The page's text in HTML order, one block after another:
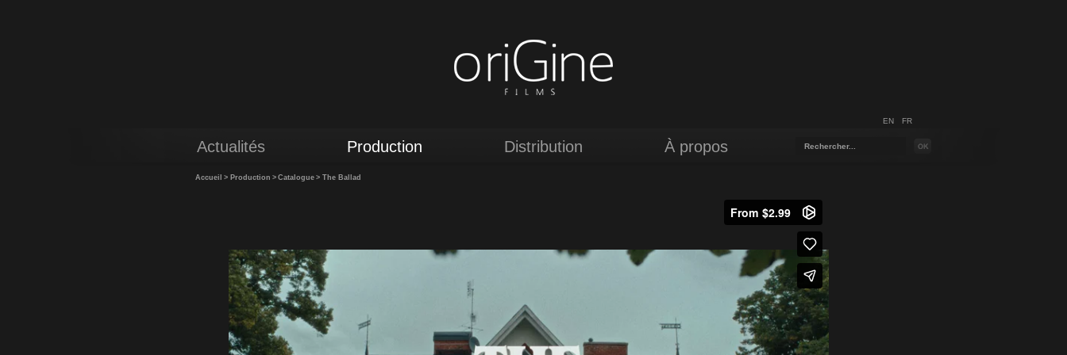
EN FR
Actualités Production Distribution À propos
Accueil > Production > Catalogue > The Ballad